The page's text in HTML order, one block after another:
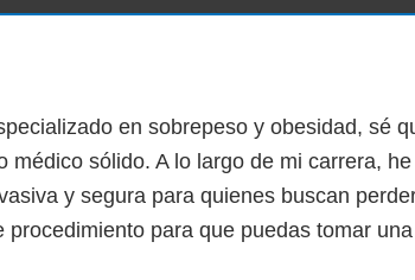
en sobrepeso y obesidad, sé
médico sólido. A lo largo de mi carrera,
y segura para quienes buscan
procedimiento para que puedas tomar